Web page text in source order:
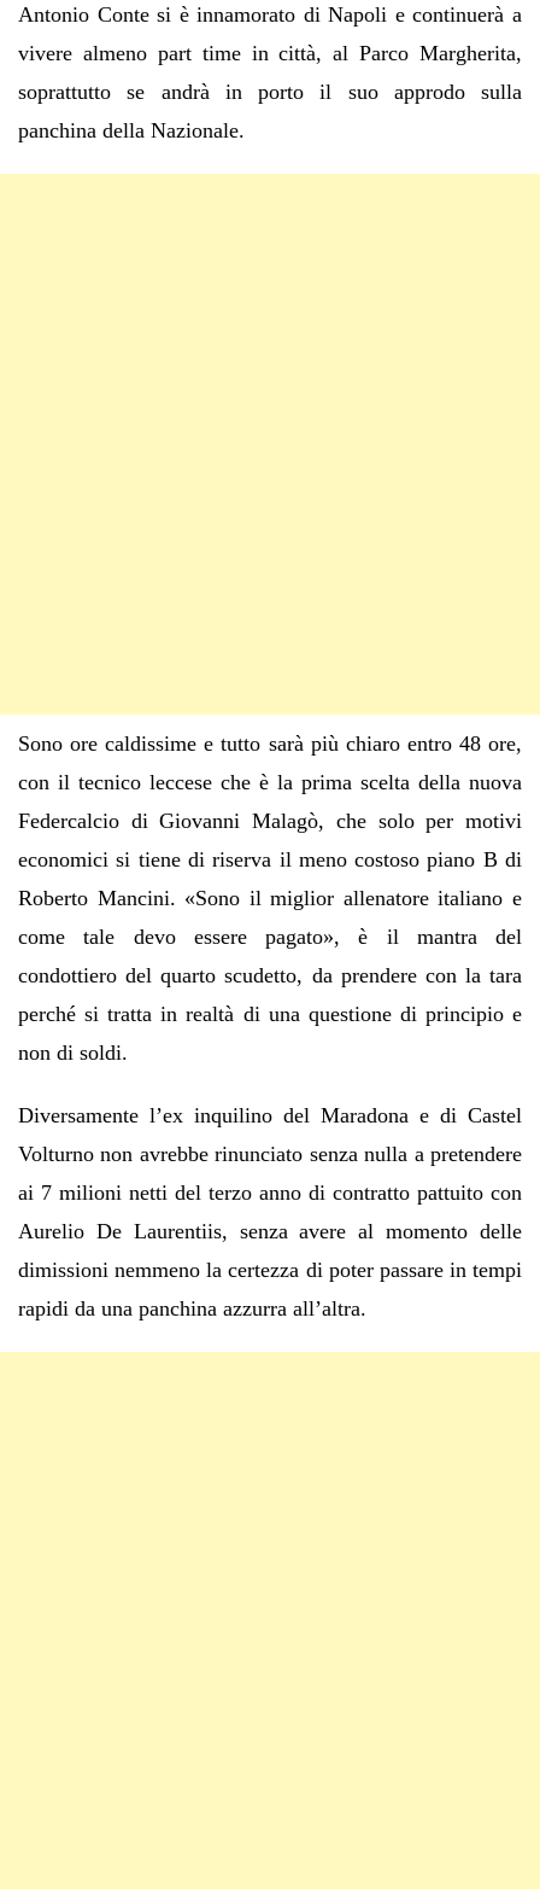
Antonio Conte si è innamorato di Napoli e continuerà a
vivere almeno part time in città, al Parco Margherita,
soprattutto se andrà in porto il suo approdo sulla
panchina della Nazionale.
Sono ore caldissime e tutto sarà più chiaro entro 48 ore,
con il tecnico leccese che è la prima scelta della nuova
Federcalcio di Giovanni Malagò, che solo per motivi
economici si tiene di riserva il meno costoso piano B di
Roberto Mancini. «Sono il miglior allenatore italiano e
come tale devo essere pagato», è il mantra del
condottiero del quarto scudetto, da prendere con la tara
perché si tratta in realtà di una questione di principio e
non di soldi.
Diversamente l’ex inquilino del Maradona e di Castel
Volturno non avrebbe rinunciato senza nulla a pretendere
ai 7 milioni netti del terzo anno di contratto pattuito con
Aurelio De Laurentiis, senza avere al momento delle
dimissioni nemmeno la certezza di poter passare in tempi
rapidi da una panchina azzurra all’altra.